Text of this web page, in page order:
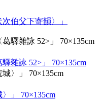
伯父下寄韻〉」
雜詠 52>」 70×135cm
」 70×135cm